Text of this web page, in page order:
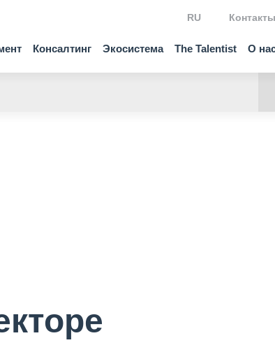
Консалтинг Экосистема The Talentist О
RU Контакты